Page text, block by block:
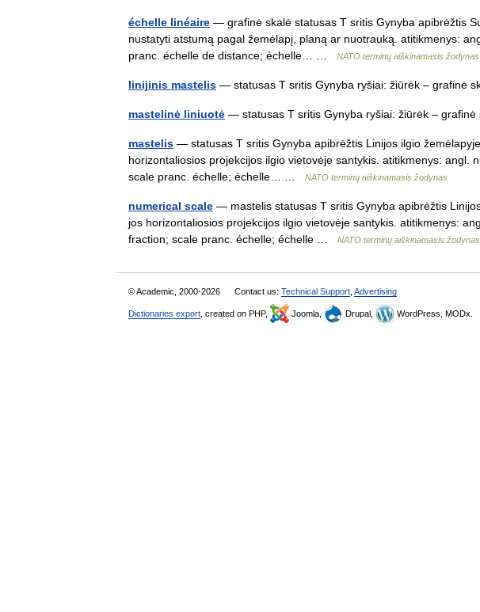
échelle linéaire — grafinė skalė statusas T sritis Gynyba apibrėžtis
nustatyti atstumą pagal žemėlapį, planą ar nuotrauką. atitikmenys:
pranc. échelle de distance; échelle… …
NATO terminų aiškinamasis žodynas
linijinis mastelis — statusas T sritis Gynyba ryšiai: žiūrėk – grafinė
mastelinė liniuotė — statusas T sritis Gynyba ryšiai: žiūrėk –
mastelis — statusas T sritis Gynyba apibrėžtis Linijos ilgio
horizontaliosios projekcijos ilgio vietovėje santykis. atitikmenys: angl.
scale pranc. échelle; échelle… …
NATO terminų aiškinamasis žodynas
numerical scale — mastelis statusas T sritis Gynyba apibrėžtis
jos horizontaliosios projekcijos ilgio vietovėje santykis. atitikmenys:
fraction; scale pranc. échelle; échelle …
NATO terminų aiškinamasis žodynas
© Academic, 2000-2026 Contact us: Technical Support Advertising
Dictionaries export , created on PHP, Joomla, Drupal, WordPress, MODx.